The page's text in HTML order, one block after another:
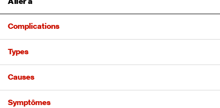
Complications
Types
Causes
Symptômes